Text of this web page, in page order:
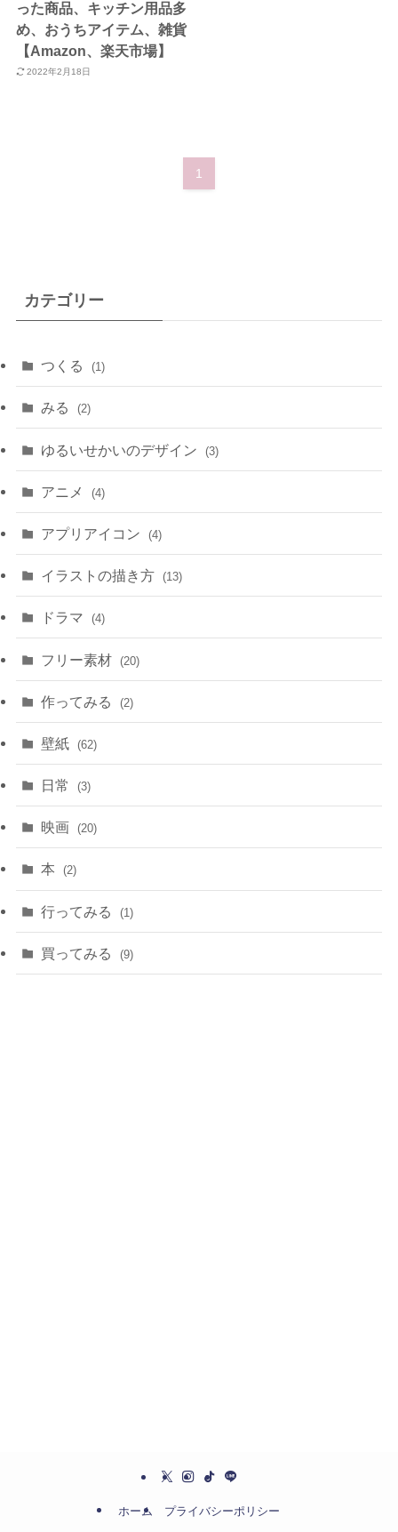
った商品、キッチン用品多
め、おうちアイテム、雑貨
【Amazon、楽天市場】
2022年2月18日
1
カテゴリー
つくる (1)
みる (2)
ゆるいせかいのデザイン (3)
アニメ (4)
アプリアイコン (4)
イラストの描き方 (13)
ドラマ (4)
フリー素材 (20)
作ってみる (2)
壁紙 (62)
日常 (3)
映画 (20)
本 (2)
行ってみる (1)
買ってみる (9)
ホーム プライバシーポリシー